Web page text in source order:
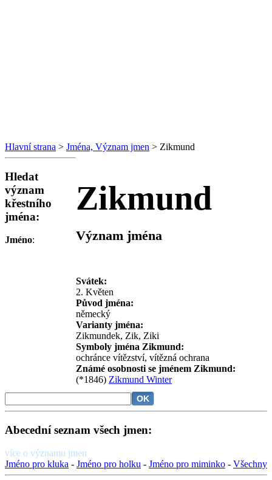
Hlavní strana > Jména, Význam jmen > Zikmund
Zikmund
Význam jména
Svátek:
2. Květen
Původ jména:
německý
Varianty jména:
Zikmundek, Zik, Ziki
Symboly jména Zikmund:
ochránce vítězství, vítězná ochrana
Známé osobnosti se jménem Zikmund:
(*1846) Zikmund Winter
Hledat
význam
křestního
jména:
Jméno:
Abecední seznam všech jmen:
více o významu jmen
Jméno pro kluka - Jméno pro holku - Jméno pro miminko - Všechny